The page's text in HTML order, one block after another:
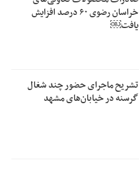
خراسان رضوی ۶۰ درصد افزایش
یافت￼
تشریح ماجرای حضور چند شغال
گرسنه در خیابان‌های مشهد